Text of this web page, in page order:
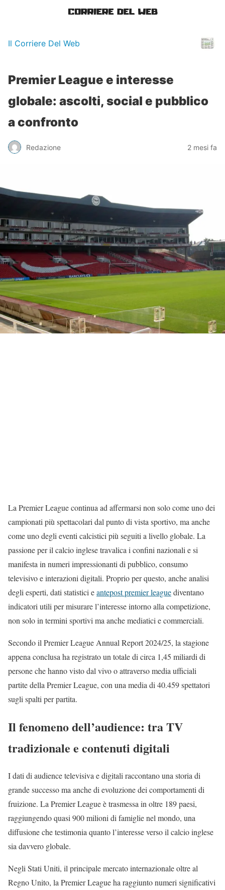
Il Corriere Del Web
Premier League e interesse
globale: ascolti, social e pubblico
a confronto
Redazione 2 mesi fa
La Premier League continua ad affermarsi non solo come uno dei
campionati più spettacolari dal punto di vista sportivo, ma anche
come uno degli eventi calcistici più seguiti a livello globale. La
passione per il calcio inglese travalica i confini nazionali e si
manifesta in numeri impressionanti di pubblico, consumo
televisivo e interazioni digitali. Proprio per questo, anche analisi
degli esperti, dati statistici eantepost premier leaguediventano
indicatori utili per misurare l’interesse intorno alla competizione,
non solo in termini sportivi ma anche mediatici e commerciali.
Secondo il Premier League Annual Report 2024/25, la stagione
appena conclusa ha registrato un totale di circa 1,45 miliardi di
persone che hanno visto dal vivo o attraverso media ufficiali
partite della Premier League, con una media di 40.459 spettatori
sugli spalti per partita.
Il fenomeno dell’audience: tra TV
tradizionale e contenuti digitali
I dati di audience televisiva e digitali raccontano una storia di
grande successo ma anche di evoluzione dei comportamenti di
fruizione. La Premier League è trasmessa in oltre 189 paesi,
raggiungendo quasi 900 milioni di famiglie nel mondo, una
diffusione che testimonia quanto l’interesse verso il calcio inglese
sia davvero globale.
Negli Stati Uniti, il principale mercato internazionale oltre al
Regno Unito, la Premier League ha raggiunto numeri significativi